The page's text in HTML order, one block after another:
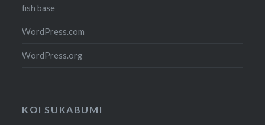
fish base
WordPress.com
WordPress.org
KOI SUKABUMI